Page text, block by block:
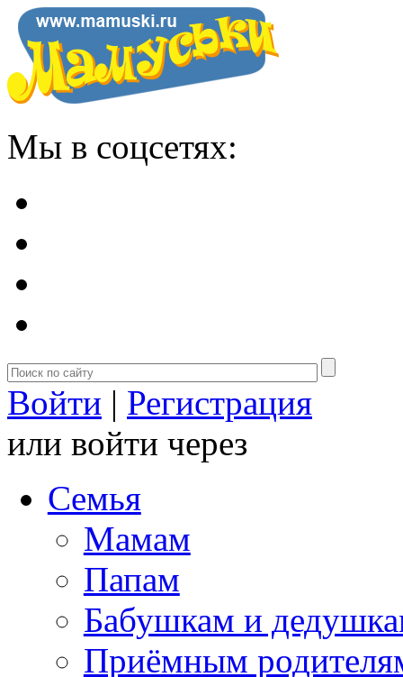
Мы в соцсетях:
Войти | Регистрация
или войти через
Семья
Мамам
Папам
Бабушкам и
Приёмным